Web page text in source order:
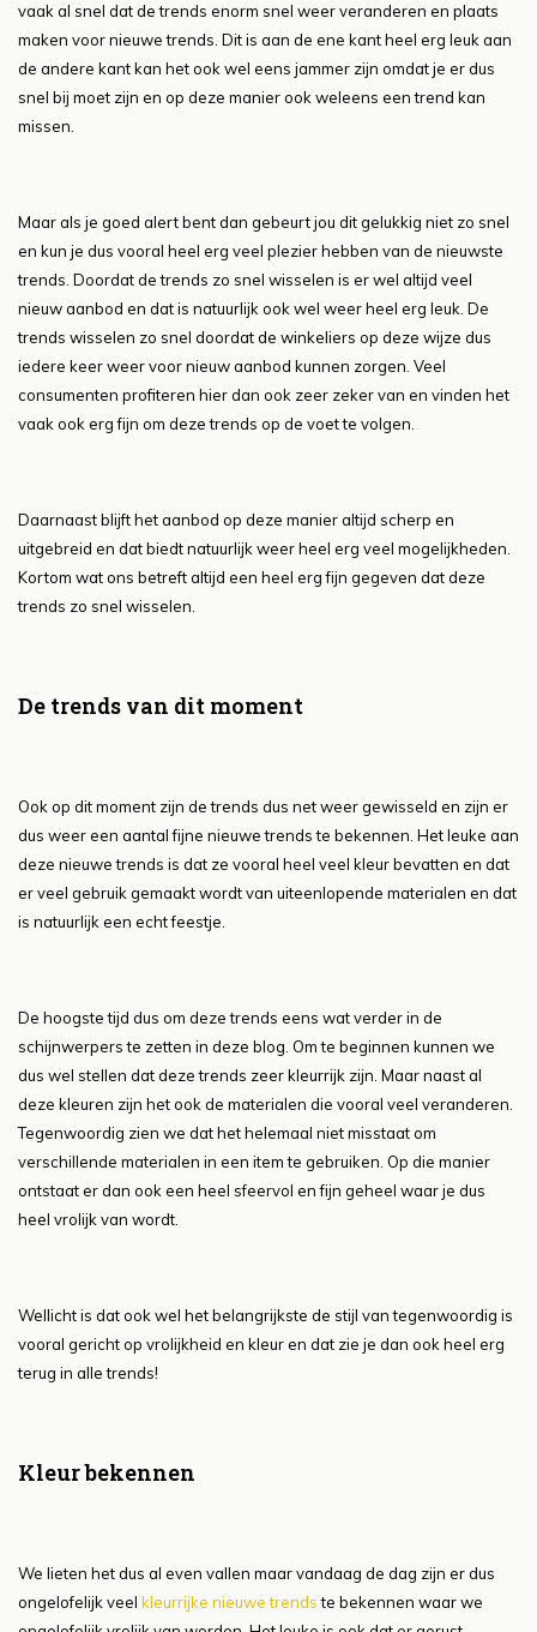
vaak al snel dat de trends enorm snel weer veranderen en plaats
maken voor nieuwe trends. Dit is aan de ene kant heel erg leuk aan
de andere kant kan het ook wel eens jammer zijn omdat je er dus
snel bij moet zijn en op deze manier ook weleens een trend kan
missen.
Maar als je goed alert bent dan gebeurt jou dit gelukkig niet zo snel
en kun je dus vooral heel erg veel plezier hebben van de nieuwste
trends. Doordat de trends zo snel wisselen is er wel altijd veel
nieuw aanbod en dat is natuurlijk ook wel weer heel erg leuk. De
trends wisselen zo snel doordat de winkeliers op deze wijze dus
iedere keer weer voor nieuw aanbod kunnen zorgen. Veel
consumenten profiteren hier dan ook zeer zeker van en vinden het
vaak ook erg fijn om deze trends op de voet te volgen.
Daarnaast blijft het aanbod op deze manier altijd scherp en
uitgebreid en dat biedt natuurlijk weer heel erg veel mogelijkheden.
Kortom wat ons betreft altijd een heel erg fijn gegeven dat deze
trends zo snel wisselen.
De trends van dit moment
Ook op dit moment zijn de trends dus net weer gewisseld en zijn er
dus weer een aantal fijne nieuwe trends te bekennen. Het leuke aan
deze nieuwe trends is dat ze vooral heel veel kleur bevatten en dat
er veel gebruik gemaakt wordt van uiteenlopende materialen en dat
is natuurlijk een echt feestje.
De hoogste tijd dus om deze trends eens wat verder in de
schijnwerpers te zetten in deze blog. Om te beginnen kunnen we
dus wel stellen dat deze trends zeer kleurrijk zijn. Maar naast al
deze kleuren zijn het ook de materialen die vooral veel veranderen.
Tegenwoordig zien we dat het helemaal niet misstaat om
verschillende materialen in een item te gebruiken. Op die manier
ontstaat er dan ook een heel sfeervol en fijn geheel waar je dus
heel vrolijk van wordt.
Wellicht is dat ook wel het belangrijkste de stijl van tegenwoordig is
vooral gericht op vrolijkheid en kleur en dat zie je dan ook heel erg
terug in alle trends!
Kleur bekennen
We lieten het dus al even vallen maar vandaag de dag zijn er dus
ongelofelijk veel kleurrijke nieuwe trendste bekennen waar we